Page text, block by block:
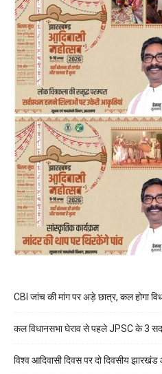
CBI जांच की मांग पर अड़े छात्र, कल होगा
कल विधानसभा घेराव से पहले JPSC के 3
विश्व आदिवासी दिवस पर दो दिवसीय